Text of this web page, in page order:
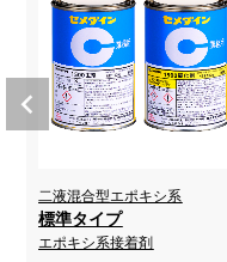
二液混合型エポキシ系
標準タイプ
エポキシ系接着剤